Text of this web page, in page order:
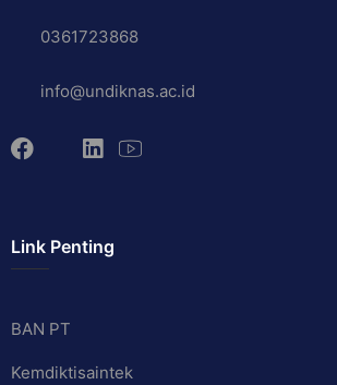
0361723868
info@undiknas.ac.id
Link Penting
BAN PT
Kemdiktisaintek